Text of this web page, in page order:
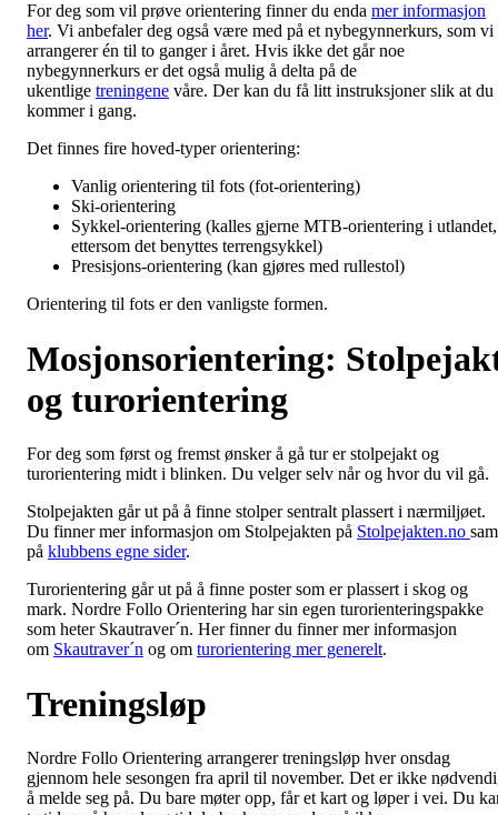
For deg som vil prøve orientering finner du enda mer informasjon
her. Vi anbefaler deg også være med på et nybegynnerkurs, som vi
arrangerer én til to ganger i året. Hvis ikke det går noe
nybegynnerkurs er det også mulig å delta på de
ukentlige treningene våre. Der kan du få litt instruksjoner slik at du
kommer i gang.
Det finnes fire hoved-typer orientering:
Vanlig orientering til fots (fot-orientering)
Ski-orientering
Sykkel-orientering (kalles gjerne MTB-orientering i utlandet,
ettersom det benyttes terrengsykkel)
Presisjons-orientering (kan gjøres med rullestol)
Orientering til fots er den vanligste formen.
Mosjonsorientering:
og turorientering
For deg som først og fremst ønsker å gå tur er stolpejakt og
turorientering midt i blinken. Du velger selv når og hvor du vil gå.
Stolpejakten går ut på å finne stolper sentralt plassert i nærmiljøet.
Du finner mer informasjon om Stolpejakten på Stolpejakten.no
på klubbens egne sider.
Turorientering går ut på å finne poster som er plassert i skog og
mark. Nordre Follo Orientering har sin egen turorienteringspakke
som heter Skautraver´n. Her finner du finner mer informasjon
om Skautraver´n og om turorientering mer generelt.
Treningsløp
Nordre Follo Orientering arrangerer treningsløp hver onsdag
gjennom hele sesongen fra april til november. Det er ikke
å melde seg på. Du bare møter opp, får et kart og løper i vei. Du